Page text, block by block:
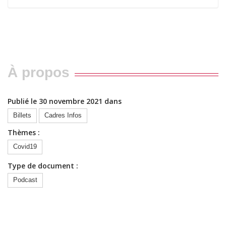
À propos
Publié le 30 novembre 2021 dans
Billets Cadres Infos
Thèmes :
Covid19
Type de document :
Podcast